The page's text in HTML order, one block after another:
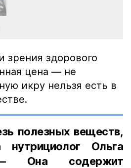
зрения здорового
цена — не
икру нельзя есть в
полезных веществ,
Ольга
Она содержит